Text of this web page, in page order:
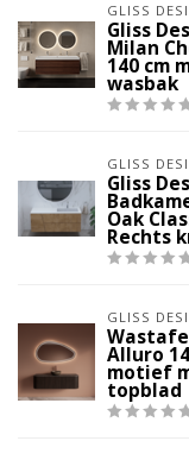
GLISS
Gliss
Milan
140 cm
wasbak
GLISS
Gliss
Oak
Rechts
GLISS
Alluro
motief
topblad